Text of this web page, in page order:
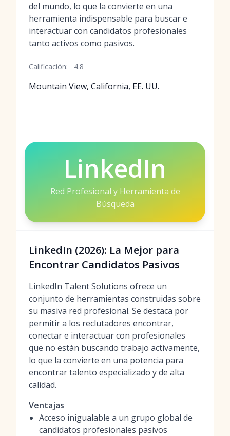
del mundo, lo que la convierte en una
herramienta indispensable para buscar e
interactuar con candidatos profesionales
tanto activos como pasivos.
Calificación: 4.8
Mountain View, California, EE. UU.
LinkedIn
Red Profesional y Herramienta de
Búsqueda
LinkedIn (2026): La Mejor para
Encontrar Candidatos Pasivos
LinkedIn Talent Solutions ofrece un
conjunto de herramientas construidas sobre
su masiva red profesional. Se destaca por
permitir a los reclutadores encontrar,
conectar e interactuar con profesionales
que no están buscando trabajo activamente,
lo que la convierte en una potencia para
encontrar talento especializado y de alta
calidad.
Ventajas
Acceso inigualable a un grupo global de
candidatos profesionales pasivos